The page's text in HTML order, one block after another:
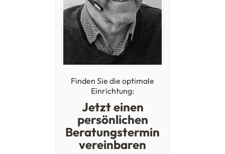
Finden Sie die optimale
Einrichtung:
Jetzt einen
persönlichen
Beratungstermin
vereinbaren